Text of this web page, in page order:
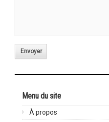
Envoyer
Menu du site
À propos